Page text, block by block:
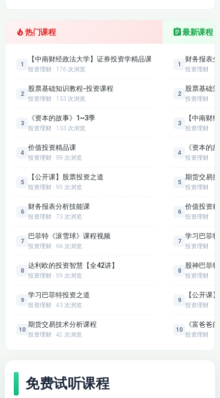
增值，拒绝盲目理财，追求低风险、高性价比的投资方式。
金融从业者（银行、证券、基金等）：想全面提升专业能力，深
入了解各类投资工具，优化客户服务与投资建议。
理财爱好者：喜欢研究理财，希望系统学习投资学知识，搭建多
五、学习收获
品类、分析方法与风险控制技巧，告别碎片化学习，形成系统化
的投资认知。
掌握全品类投资实操能力：能够独立完成股票、基金、债券等主
流投资标的的筛选、分析与实操，学会搭建适合自己的投资组
具备风险识别与规避能力：能够快速识别常见投资陷阱，熟练运
资亏损。
适配备考与实操双重需求：吃透投资学核心考点，轻松应对金融
理财，实现资产稳步增值。
用数据、逻辑分析投资标的，提升投资决策的科学性与准确性。
拓宽投资视野：了解投资学进阶方向与行业前沿动态，为后续学
习量化投资、海外投资等内容打下坚实基础，持续提升投资能
力。
本课程以“零基础友好、理论+实操结合、全品类覆盖、风险控制
掌握投资学知识与能力，实现“科学投资、理性理财、能力提
升”，无论是投资新手入门，还是金融专业人士进阶，都是高
热门课程
1
【中南财经政法大学】证券投资学精品课
投资理财 · 176 次浏览
2
股票基础知识教程-投资课程
投资理财 · 133 次浏览
3
《资本的故事》1~3季
投资理财 · 133 次浏览
4
价值投资精品课
投资理财 · 99 次浏览
5
【公开课】股票投资之道
投资理财 · 95 次浏览
6
财务报表分析技能课
投资理财 · 73 次浏览
7
巴菲特《滚雪球》课程视频
投资理财 · 66 次浏览
8
达利欧的投资智慧【全42讲】
投资理财 · 59 次浏览
9
学习巴菲特投资之道
投资理财 · 43 次浏览
10
期货交易技术分析课程
投资理财 · 42 次浏览
最新课程
1
财务报表
投资理财
2
股票基础
投资理财
3
【中南财
投资理财
4
《资本的
投资理财
5
期货交易
投资理财
6
价值投资
投资理财
7
学习巴菲
投资理财
8
股神巴菲
投资理财
9
【公开课
投资理财
10
《富爸爸
投资理财
免费试听课程